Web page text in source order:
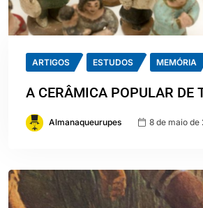
ARTIGOS ESTUDOS MEMÓRIA
A CERÂMICA POPULAR DE
Almanaqueurupes 8 de maio de